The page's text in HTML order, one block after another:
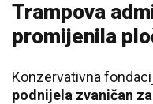
Trampova
promijenila
Konzervativna
podnijela zvaničan